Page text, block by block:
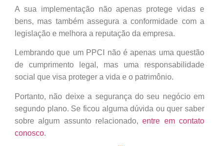
A sua implementação não apenas protege vidas e
bens, mas também assegura a conformidade com a
legislação e melhora a reputação da empresa.
Lembrando que um PPCI não é apenas uma questão
de cumprimento legal, mas uma responsabilidade
social que visa proteger a vida e o patrimônio.
Portanto, não deixe a segurança do seu negócio em
segundo plano. Se ficou alguma dúvida ou quer saber
sobre algum assunto relacionado, entre em contato
conosco.